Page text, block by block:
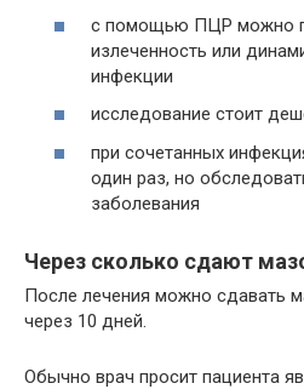
с помощью ПЦР можно
излеченность или
инфекции
исследование стоит
при сочетанных
один раз, но
заболевания
Через сколько сдают
После лечения можно сдавать
через 10 дней.
Обычно врач просит пациента